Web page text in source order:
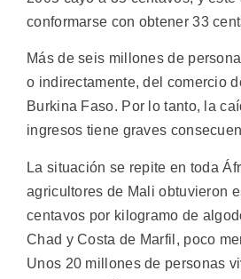
conformarse con obtener 33
Más de seis millones de
o indirectamente, del comercio
Burkina Faso. Por lo tanto, la
ingresos tiene graves
La situación se repite en toda
agricultores de Mali obtuvieron
centavos por kilogramo de
Chad y Costa de Marfil, poco
Unos 20 millones de personas